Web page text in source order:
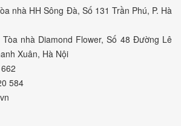
nhà HH Sông Đà, Số 131 Trần Phú, P. Hà
nhà Diamond Flower, Số 48 Đường Lê
Xuân, Hà Nội
584